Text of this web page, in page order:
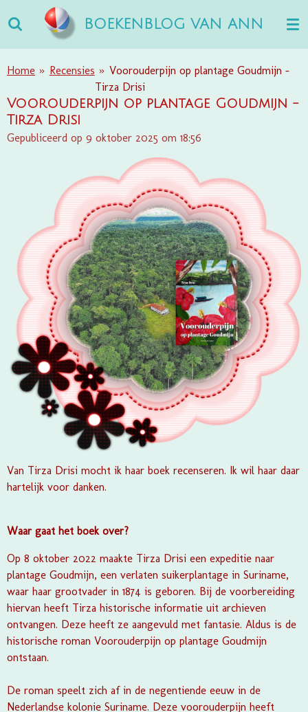
direct
naar
de
BOEKENBLOG VAN ANN
Home » Recensies » Voorouderpijn op plantage Goudmijn -
Tirza Drisi
Voorouderpijn op plantage Goudmijn -
Tirza Drisi
Gepubliceerd op 9 oktober 2025 om 18:56
Van Tirza Drisi mocht ik haar boek recenseren. Ik wil haar daar
hartelijk voor danken.
Waar gaat het boek over?
Op 8 oktober 2022 maakte Tirza Drisi een expeditie naar
plantage Goudmijn, een verlaten suikerplantage in Suriname,
waar haar grootvader in 1874 is geboren. Bij de voorbereiding
hiervan heeft Tirza historische informatie uit archieven
ontvangen. Deze heeft ze aangevuld met fantasie. Aldus is de
historische roman Voorouderpijn op plantage Goudmijn
ontstaan.
De roman speelt zich af in de negentiende eeuw in de
Nederlandse kolonie Suriname. Deze voorouderpijn heeft